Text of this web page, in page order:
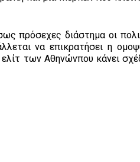
πρόσεχες διάστημα οι
να επικρατήσει η
των Αθηνώνπου κάνει